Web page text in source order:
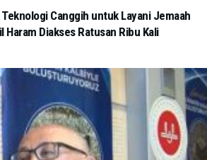
Canggih untuk Layani Jemaah
Haram Diakses Ratusan Ribu Kali